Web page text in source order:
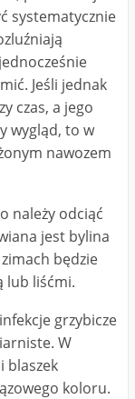
systematycznie
Jeśli jednak
czas, a jego
wygląd, to w
nawozem
należy odciąć
jest bylina
będzie
lub liśćmi.
grzybicze
W
blaszek
koloru.